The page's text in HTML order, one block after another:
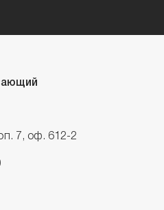
7, оф. 612-2